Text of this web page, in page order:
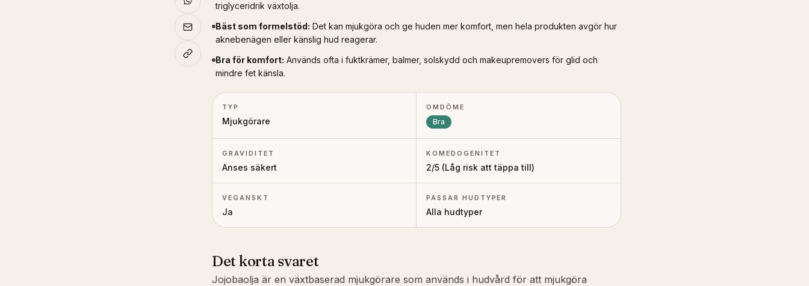
triglyceridrik växtolja.
Bäst som formelstöd: Det kan mjukgöra och ge huden mer komfort, men hela produkten avgör hur
aknebenägen eller känslig hud reagerar.
Bra för komfort: Används ofta i fuktkrämer, balmer, solskydd och makeupremovers för glid och
mindre fet känsla.
TYP
Mjukgörare
OMDÖME
Bra
GRAVIDITET
Anses säkert
KOMEDOGENITET
2/5 (Låg risk att täppa till)
VEGANSKT
Ja
PASSAR HUDTYPER
Alla hudtyper
Det korta svaret
Jojobaolja är en växtbaserad mjukgörare som används i hudvård för att mjukgöra